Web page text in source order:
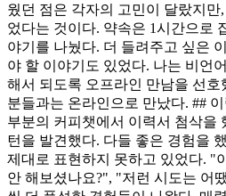
웠던 점은 각자의 고민이 달랐지만
었다는 것이다. 약속은 1시간으로
야기를 나눴다. 더 들려주고 싶은
야 할 이야기도 있었다. 나는 비언
해서 되도록 오프라인 만남을 선
분들과는 온라인으로 만났다. ##
부분의 커피챗에서 이력서 첨삭을
턴을 발견했다. 다들 좋은 경험을
제대로 표현하지 못하고 있었다. "
안 해보셨나요?", "저런 시도는 어